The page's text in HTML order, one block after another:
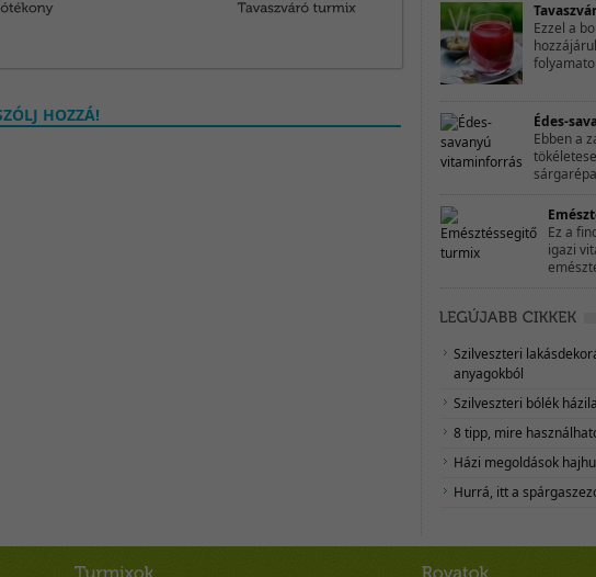
HOZZÁ!
Ezzel a
Édes-
Ebben a
Ez a
igazi
Szilveszteri
anyagokból
Szilveszteri bólék
8 tipp, mire
Házi megoldások
Hurrá, itt a